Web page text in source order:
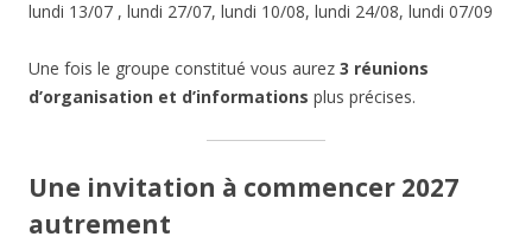
lundi 13/07 , lundi 27/07, lundi 10/08, lundi 24/08, lundi 07/09
Une fois le groupe constitué vous aurez 3 réunions
d’organisation et d’informations plus précises.
Une invitation à commencer 2027
autrement